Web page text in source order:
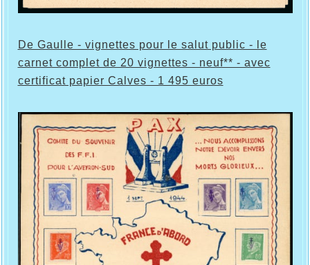
De Gaulle - vignettes pour le salut public - le
carnet complet de 20 vignettes - neuf** - avec
certificat papier Calves - 1 495 euros